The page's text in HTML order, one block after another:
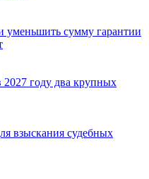
уменьшить сумму гарантии
2027 году два крупных
взыскания судебных